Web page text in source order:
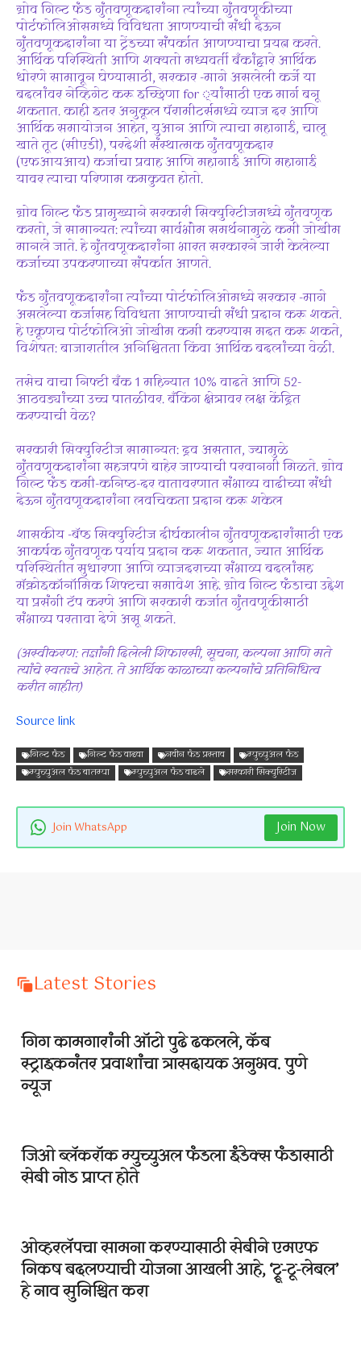
ग्रोव गिल्ट फंड गुंतवणूकदारांना त्यांच्या गुंतवणूकीच्या
पोर्टफोलिओसमध्ये विविधता आणण्याची संधी देऊन
गुंतवणूकदारांना या ट्रेंडच्या संपर्कात आणण्याचा प्रयत्न करते.
आर्थिक परिस्थिती आणि शक्यतो मध्यवर्ती बँकांद्वारे आर्थिक
धोरणे सामावून घेण्यासाठी, सरकार -मागे असलेली कर्जे या
बदलांवर नेव्हिगेट करू इच्छिणा for ्यांसाठी एक मार्ग बनू
शकतात. काही इतर अनुकूल पॅरामीटर्समध्ये व्याज दर आणि
आर्थिक समायोजन आहेत, युआन आणि त्याचा महागाई, चालू
खाते तूट (सीएडी), परदेशी संस्थात्मक गुंतवणूकदार
(एफआयआय) कर्जाचा प्रवाह आणि महागाई आणि महागाई
यावर त्याचा परिणाम कमकुवत होतो.
ग्रोव गिल्ट फंड प्रामुख्याने सरकारी सिक्युरिटीजमध्ये गुंतवणूक
करतो, जे सामान्यत: त्यांच्या सार्वभौम समर्थनामुळे कमी जोखीम
मानले जाते. हे गुंतवणूकदारांना भारत सरकारने जारी केलेल्या
कर्जाच्या उपकरणाच्या संपर्कात आणते.
फंड गुंतवणूकदारांना त्यांच्या पोर्टफोलिओमध्ये सरकार -मागे
असलेल्या कर्जासह विविधता आणण्याची संधी प्रदान करू शकते.
हे एकूणच पोर्टफोलिओ जोखीम कमी करण्यास मदत करू शकते,
विशेषत: बाजारातील अनिश्चितता किंवा आर्थिक बदलांच्या वेळी.
तसेच वाचा निफ्टी बँक 1 महिन्यात 10% वाढते आणि 52-
आठवड्यांच्या उच्च पातळीवर. बँकिंग क्षेत्रावर लक्ष केंद्रित
करण्याची वेळ?
सरकारी सिक्युरिटीज सामान्यत: द्रव असतात, ज्यामुळे
गुंतवणूकदारांना सहजपणे बाहेर जाण्याची परवानगी मिळते. ग्रोव
गिल्ट फंड कमी-कनिष्ठ-दर वातावरणात संभाव्य वाढीच्या संधी
देऊन गुंतवणूकदारांना लवचिकता प्रदान करू शकेल
शासकीय -बॅप्ड सिक्युरिटीज दीर्घकालीन गुंतवणूकदारांसाठी एक
आकर्षक गुंतवणूक पर्याय प्रदान करू शकतात, ज्यात आर्थिक
परिस्थितीत सुधारणा आणि व्याजदराच्या संभाव्य बदलांसह
मॅक्रोइकॉनॉमिक शिफ्टचा समावेश आहे. ग्रोव गिल्ट फंडाचा उद्देश
या प्रसंगी टॅप करणे आणि सरकारी कर्जात गुंतवणूकीसाठी
संभाव्य परतावा देणे असू शकते.
(अस्वीकरण: तज्ञांनी दिलेली शिफारसी, सूचना, कल्पना आणि मते
त्यांचे स्वतःचे आहेत. ते आर्थिक काळाच्या कल्पनांचे प्रतिनिधित्व
करीत नाहीत)
Source link
गिल्ट फंड गिल्ट फंड वाढवा नवीन फंड प्रस्ताव
म्युच्युअल फंड
म्युच्युअल फंड बातम्या
म्युच्युअल फंड वाढले सरकारी सिक्युरिटीज
Join WhatsApp Join Now
Latest Stories
गिग कामगारांनी ऑटो पुढे ढकलले, कॅब
स्ट्राइकनंतर प्रवाशांचा त्रासदायक अनुभव. पुणे
न्यूज
जिओ ब्लॅकरॉक म्युच्युअल फंडला इंडेक्स फंडासाठी
सेबी नोड प्राप्त होते
ओव्हरलॅपचा सामना करण्यासाठी सेबीने एमएफ
निकष बदलण्याची योजना आखली आहे, ‘ट्रू-टू-लेबल’
हे नाव सुनिश्चित करा